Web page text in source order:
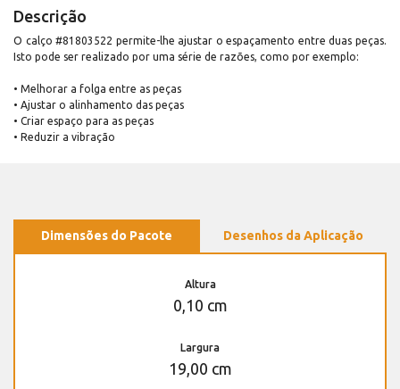
Descrição
O calço #81803522 permite-lhe ajustar o espaçamento entre duas peças.
Isto pode ser realizado por uma série de razões, como por exemplo:
• Melhorar a folga entre as peças
• Ajustar o alinhamento das peças
• Criar espaço para as peças
• Reduzir a vibração
Dimensões do Pacote Desenhos da Aplicação
Altura
0,10 cm
Largura
19,00 cm